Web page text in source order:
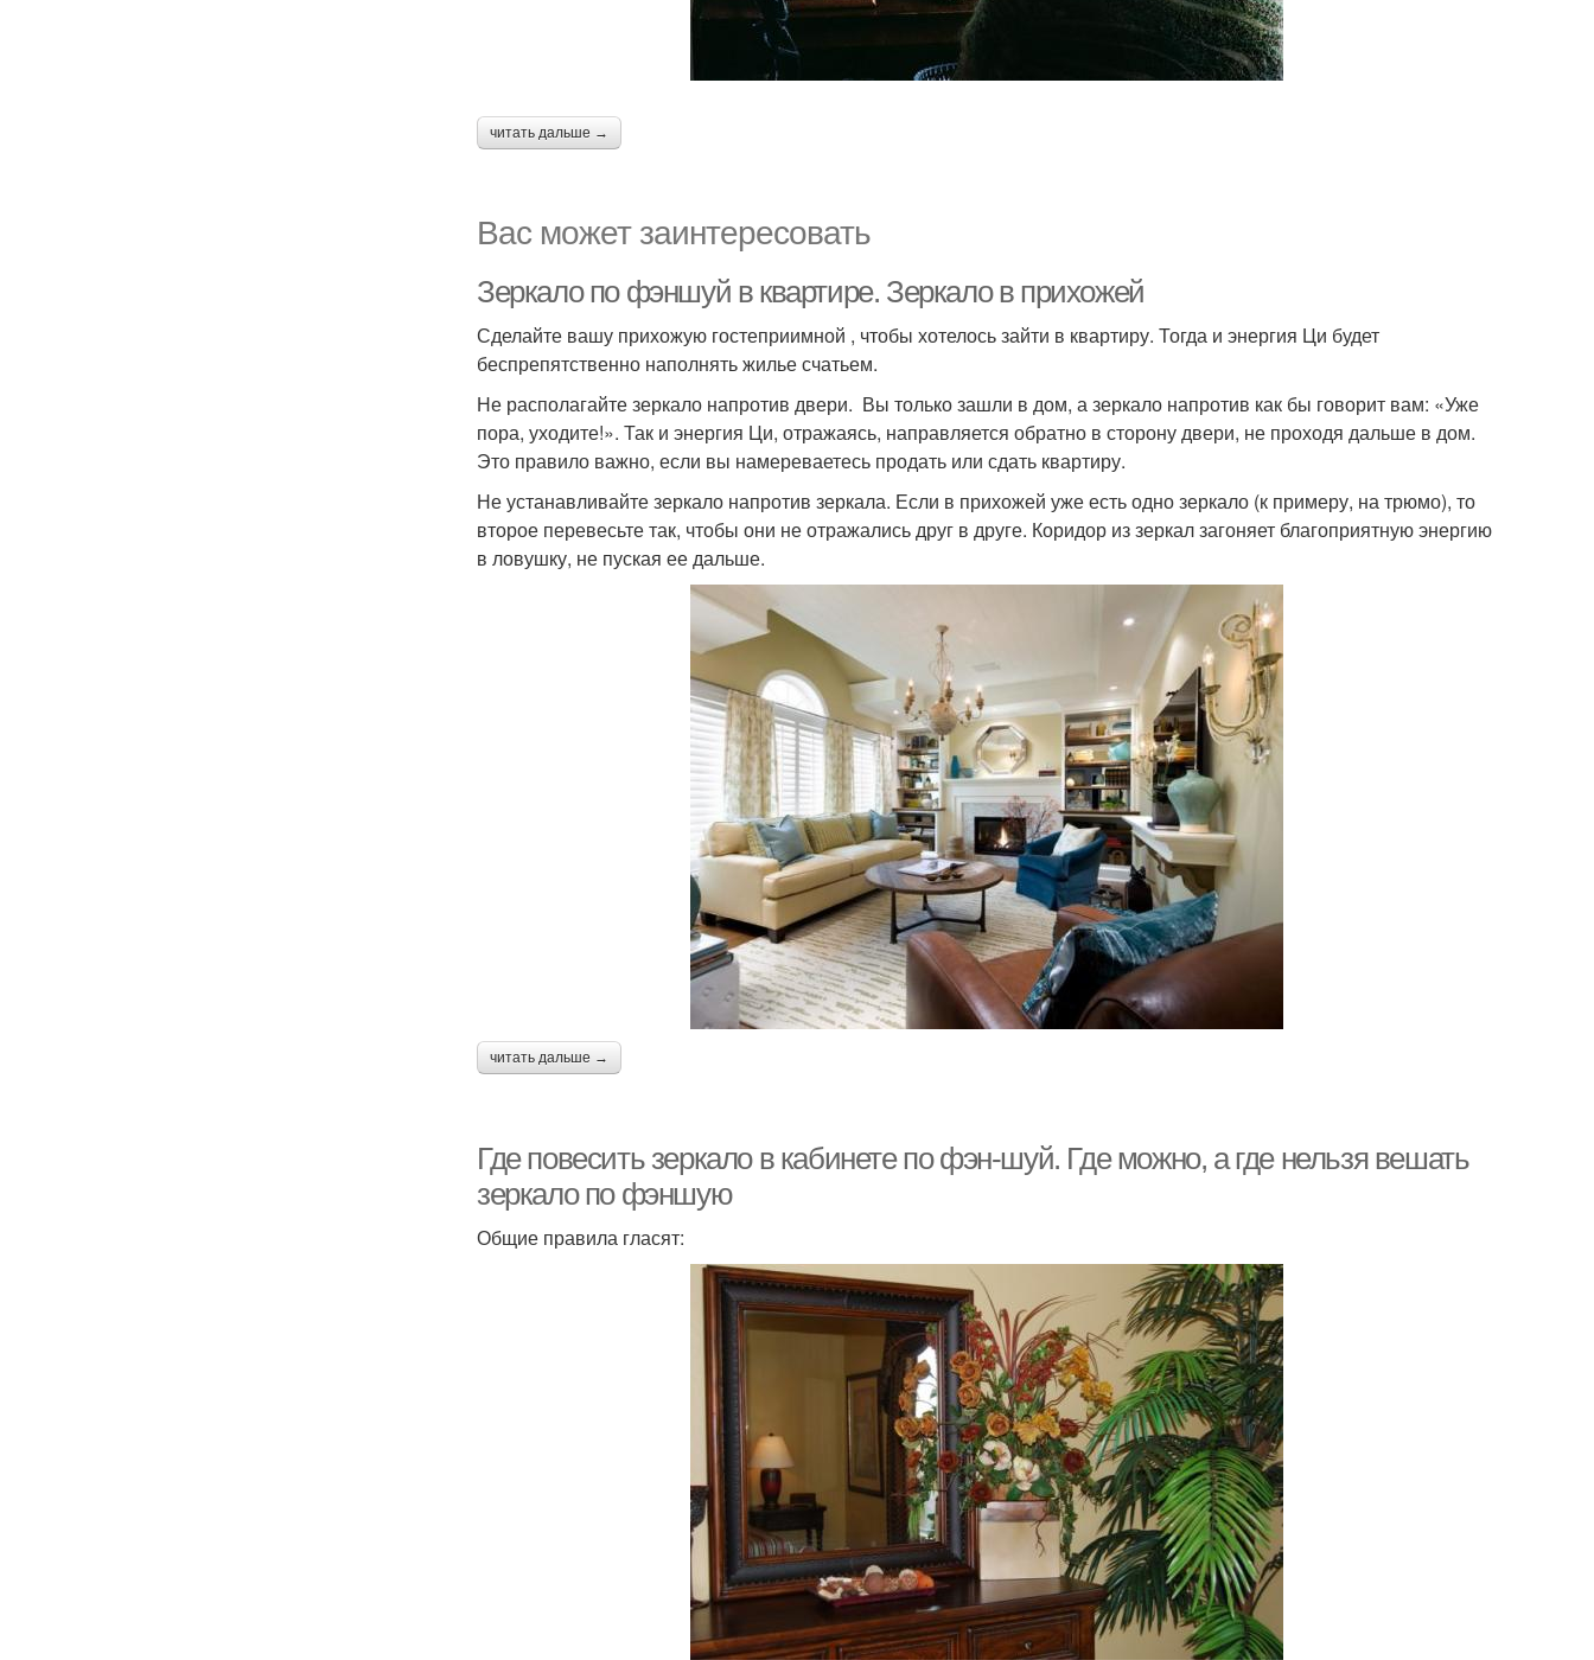
читать дальше →
Вас может заинтересовать
Зеркало по фэншуй в квартире. Зеркало в прихожей
Сделайте вашу прихожую гостеприимной , чтобы хотелось зайти в квартиру. Тогда и энергия Ци будет
беспрепятственно наполнять жилье счатьем.
Не располагайте зеркало напротив двери. Вы только зашли в дом, а зеркало напротив как бы говорит вам: «Уже
пора, уходите!». Так и энергия Ци, отражаясь, направляется обратно в сторону двери, не проходя дальше в дом.
Это правило важно, если вы намереваетесь продать или сдать квартиру.
Не устанавливайте зеркало напротив зеркала. Если в прихожей уже есть одно зеркало (к примеру, на трюмо), то
второе перевесьте так, чтобы они не отражались друг в друге. Коридор из зеркал загоняет благоприятную энергию
в ловушку, не пуская ее дальше.
читать дальше →
Где повесить зеркало в кабинете по фэн-шуй. Где можно, а где нельзя вешать
зеркало по фэншую
Общие правила гласят: